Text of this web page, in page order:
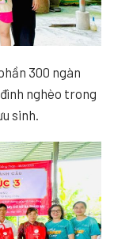
300 ngàn
nghèo trong
sinh.